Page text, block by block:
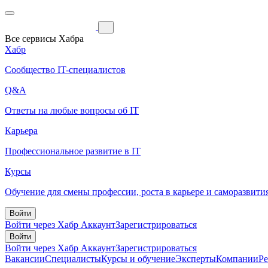
Все сервисы Хабра
Хабр
Сообщество IT-специалистов
Q&A
Ответы на любые вопросы об IT
Карьера
Профессиональное развитие в IT
Курсы
Обучение для смены профессии, роста в карьере и
Войти
Войти через Хабр АккаунтЗарегистрироваться
Войти
Войти через Хабр АккаунтЗарегистрироваться
ВакансииСпециалистыКурсы и обучениеЭкспертыКомпании